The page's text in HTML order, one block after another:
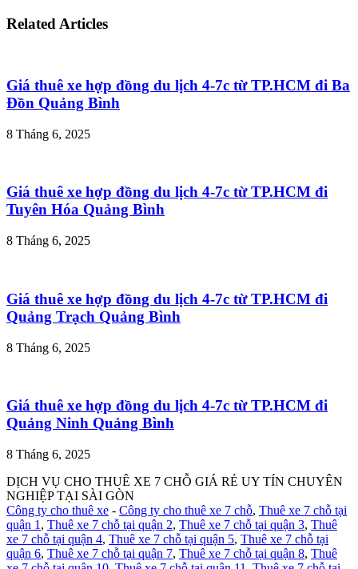
Related Articles
Giá thuê xe hợp đồng du lịch 4-7c từ TP.HCM đi Ba
Đồn Quảng Bình
8 Tháng 6, 2025
Giá thuê xe hợp đồng du lịch 4-7c từ TP.HCM đi
Tuyên Hóa Quảng Bình
8 Tháng 6, 2025
Giá thuê xe hợp đồng du lịch 4-7c từ TP.HCM đi
Quảng Trạch Quảng Bình
8 Tháng 6, 2025
Giá thuê xe hợp đồng du lịch 4-7c từ TP.HCM đi
Quảng Ninh Quảng Bình
8 Tháng 6, 2025
DỊCH VỤ CHO THUÊ XE 7 CHỖ GIÁ RẺ UY TÍN CHUYÊN
NGHIỆP TẠI SÀI GÒN
Công ty cho thuê xe - Công ty cho thuê xe 7 chỗ, Thuê xe 7 chỗ tại
quận 1 , Thuê xe 7 chỗ tại quận 2, Thuê xe 7 chỗ tại quận 3, Thuê
xe 7 chỗ tại quận 4, Thuê xe 7 chỗ tại quận 5, Thuê xe 7 chỗ tại
quận 6, Thuê xe 7 chỗ tại quận 7, Thuê xe 7 chỗ tại quận 8, Thuê